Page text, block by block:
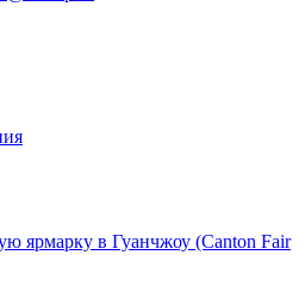
ярмарку в Гуанчжоу (Canton Fair